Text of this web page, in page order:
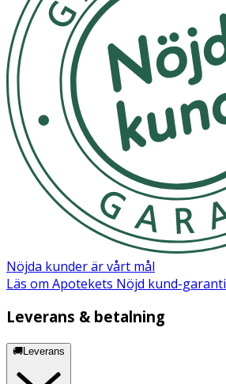
Nöjda kunder är vårt mål
Läs om Apotekets Nöjd kund-garanti
Leverans & betalning
🚚Leverans